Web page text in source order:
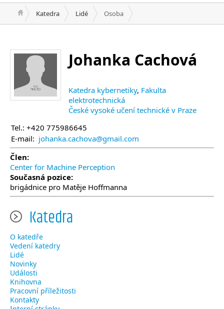
Katedra Lidé Osoba
Johanka Cachová
Katedra kybernetiky, Fakulta
elektrotechnická
České vysoké učení technické v Praze
Tel.: +420 775986645
E-mail: johanka.cachova@gmail.com
Člen:
Center for Machine Perception
Současná pozice:
brigádnice pro Matěje Hoffmanna
Katedra
O katedře
Vedení katedry
Lidé
Novinky
Události
Knihovna
Pracovní příležitosti
Kontakty